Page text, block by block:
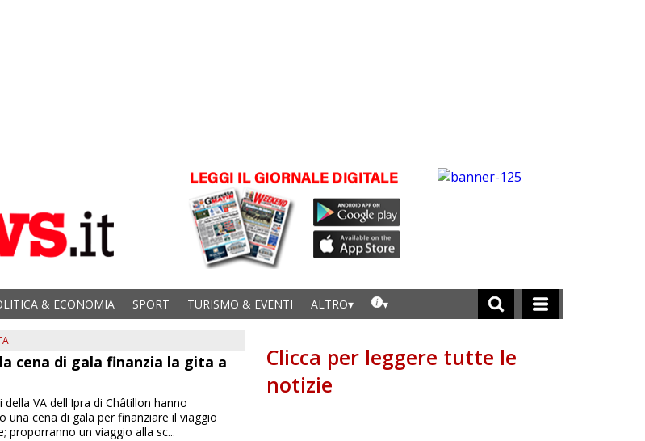
& ECONOMIA SPORT TURISMO & EVENTI ALTRO
cena di gala finanzia la gita a
della VA dell'Ipra di Châtillon hanno
una cena di gala per finanziare il viaggio
proporranno un viaggio alla sc...
Clicca per leggere tutte le
notizie